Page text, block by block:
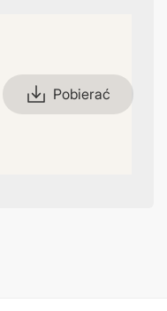
Pobierać